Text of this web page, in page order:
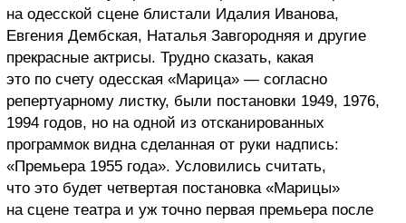
на одесской сцене блистали Идалия Иванова,
Евгения Дембская, Наталья Завгородняя и другие
прекрасные актрисы. Трудно сказать, какая
это по счету одесская «Марица» — согласно
репертуарному листку, были постановки 1949, 1976,
1994 годов, но на одной из отсканированных
программок видна сделанная от руки надпись:
«Премьера 1955 года». Условились считать,
что это будет четвертая постановка «Марицы»
на сцене театра и уж точно первая премьера после